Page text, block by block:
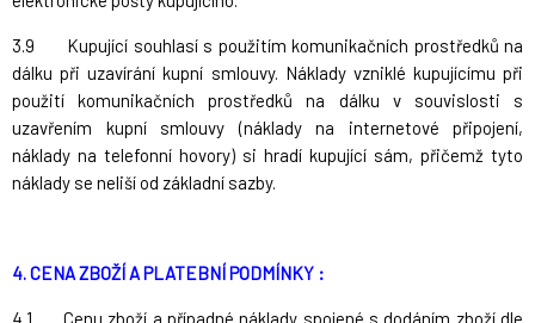
3.9 Kupující souhlasí s použitím komunikačních prostředků na
dálku při uzavírání kupní smlouvy. Náklady vzniklé kupujícímu při
použití komunikačních prostředků na dálku v souvislosti s
uzavřením kupní smlouvy (náklady na internetové připojení,
náklady na telefonní hovory) si hradí kupující sám, přičemž tyto
náklady se neliší od základní sazby.
4. CENA ZBOŽÍ A PLATEBNÍ PODMÍNKY :
4.1 Cenu zboží a případné náklady spojené s dodáním zboží dle